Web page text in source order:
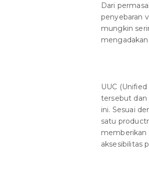
Dari
penyebaran
mungkin
UUC
tersebut dan
ini. Sesuai
satu
aksesibilitas